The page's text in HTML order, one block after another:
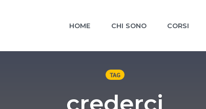
HOME CHI SONO CORSI
TAG
crederci